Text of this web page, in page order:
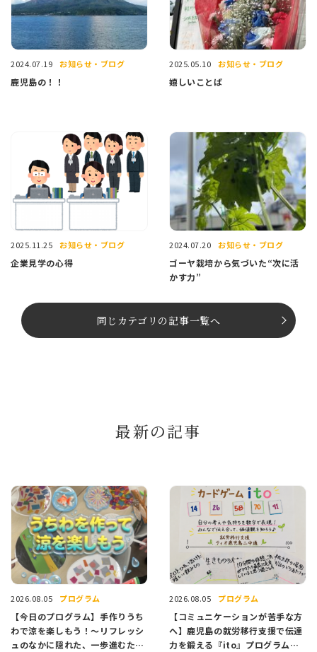
2024.07.19 お知らせ・ブログ
鹿児島の！！
2025.05.10 お知らせ・ブログ
嬉しいことば
2025.11.25 お知らせ・ブログ
企業見学の心得
2024.07.20 お知らせ・ブログ
ゴーヤ栽培から気づいた“次に活
かす力”
同じカテゴリの記事⼀覧へ
最新の記事
2026.08.05 プログラム
【今日のプログラム】手作りうち
わで涼を楽しもう！〜リフレッシ
ュのなかに隠れた、一歩進むため
2026.08.05 プログラム
【コミュニケーションが苦手な方
へ】鹿児島の就労移行支援で伝達
力を鍛える『ito』プログラム紹